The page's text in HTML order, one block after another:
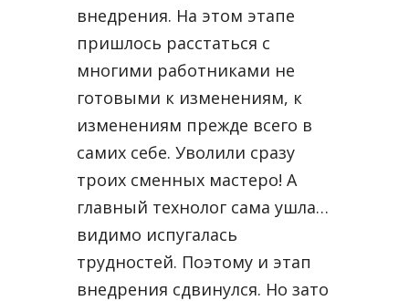
внедрения. На этом этапе
пришлось расстаться с
многими работниками не
готовыми к изменениям, к
изменениям прежде всего в
самих себе. Уволили сразу
троих сменных мастеро! А
главный технолог сама ушла…
видимо испугалась
трудностей. Поэтому и этап
внедрения сдвинулся. Но зато